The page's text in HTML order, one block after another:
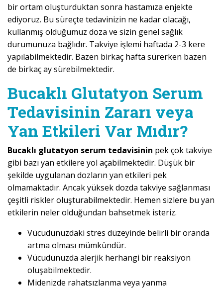
bir ortam oluşturduktan sonra hastamıza enjekte
ediyoruz. Bu süreçte tedavinizin ne kadar olacağı,
kullanmış olduğumuz doza ve sizin genel sağlık
durumunuza bağlıdır. Takviye işlemi haftada 2-3 kere
yapılabilmektedir. Bazen birkaç hafta sürerken bazen
de birkaç ay sürebilmektedir.
Bucaklı Glutatyon Serum
Tedavisinin Zararı veya
Yan Etkileri Var Mıdır?
Bucaklı glutatyon serum tedavisinin pek çok takviye
gibi bazı yan etkilere yol açabilmektedir. Düşük bir
şekilde uygulanan dozların yan etkileri pek
olmamaktadır. Ancak yüksek dozda takviye sağlanması
çeşitli riskler oluşturabilmektedir. Hemen sizlere bu yan
etkilerin neler olduğundan bahsetmek isteriz.
Vücudunuzdaki stres düzeyinde belirli bir oranda
artma olması mümkündür.
Vücudunuzda alerjik herhangi bir reaksiyon
oluşabilmektedir.
Midenizde rahatsızlanma veya yanma